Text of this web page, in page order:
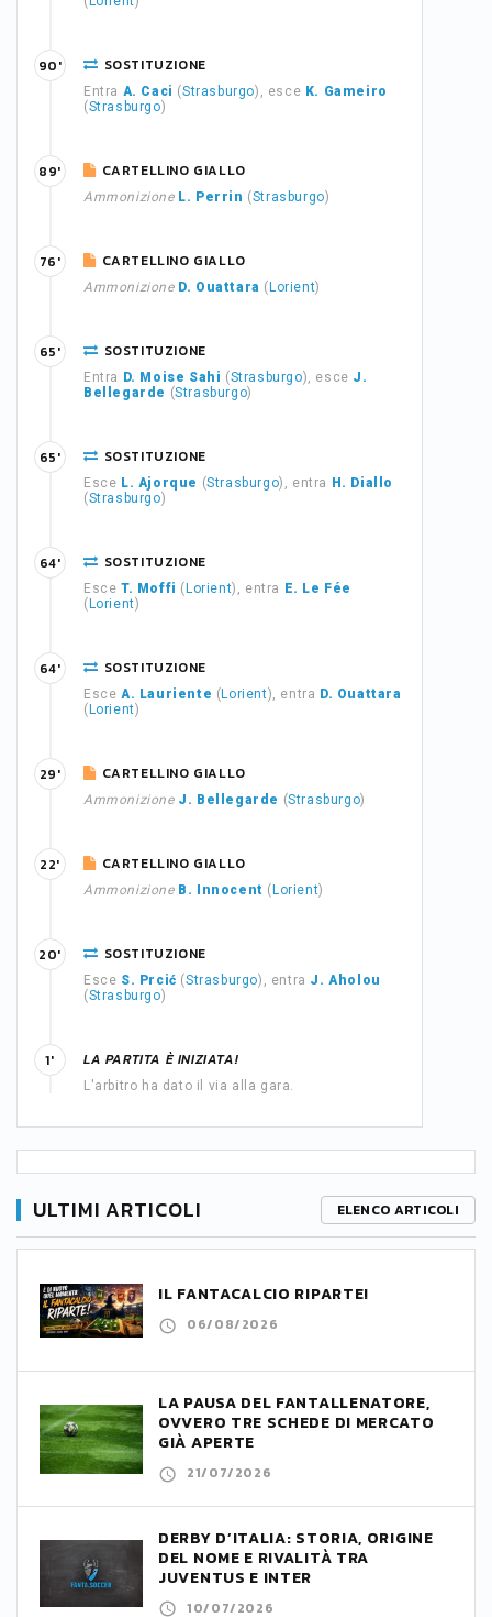
SOSTITUZIONE
Entra A. Caci (Strasburgo), esce K. Gameiro
(Strasburgo)
90'
CARTELLINO GIALLO
Ammonizione L. Perrin (Strasburgo)
89'
CARTELLINO GIALLO
Ammonizione D. Ouattara ( Lorient)
76'
SOSTITUZIONE
Entra D. Moise Sahi (Strasburgo), esce J.
Bellegarde (Strasburgo)
65'
SOSTITUZIONE
Esce L. Ajorque (Strasburgo), entra
H. Diallo
(Strasburgo)
65'
SOSTITUZIONE
Esce T. Moffi ( Lorient), entra
E. Le Fée
( Lorient)
64'
SOSTITUZIONE
Esce A. Lauriente ( Lorient), entra D. Ouattara
( Lorient)
64'
CARTELLINO GIALLO
Ammonizione J. Bellegarde (Strasburgo)
29'
CARTELLINO GIALLO
Ammonizione B. Innocent ( Lorient)
22'
SOSTITUZIONE
Esce S. Prcić (Strasburgo), entra J. Aholou
(Strasburgo)
20'
LA PARTITA È INIZIATA!
L'arbitro ha dato il via alla gara.
1'
ULTIMI ARTICOLI ELENCO ARTICOLI
IL FANTACALCIO RIPARTE!
06/08/2026
LA PAUSA DEL FANTALLENATORE,
OVVERO TRE SCHEDE DI MERCATO
GIÀ APERTE
21/07/2026
DERBY D’ITALIA: STORIA, ORIGINE
DEL NOME E RIVALITÀ TRA
JUVENTUS E INTER
10/07/2026